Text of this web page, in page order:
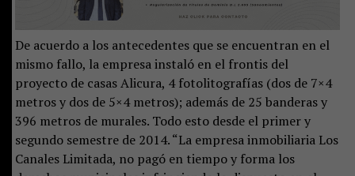
De acuerdo a los antecedentes que se encuentran en el
mismo fallo, la empresa instaló en el frontis del
proyecto de casas Alicura, 4 fotolitografías (dos de 7×4
metros y dos de 5×4 metros); además de 25 banderas y
396 metros de murales. Todo esto desde el primer y
segundo semestre de 2014. “La empresa inmobiliaria Los
Canales Limitada, no pagó en tiempo y forma los